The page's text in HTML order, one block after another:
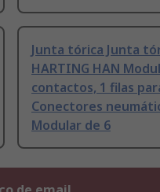
Junta tórica Junta
HARTING HAN
contactos, 1 filas
Conectores
Modular de 6